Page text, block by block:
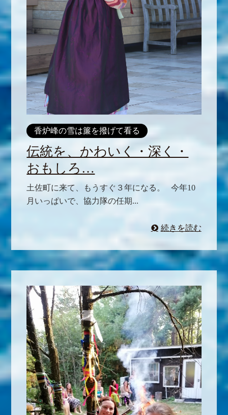
香炉峰の雪は簾を撥げて看る
伝統を、かわいく・深く・
おもしろ…
土佐町に来て、もうすぐ３年になる。 今年10
月いっぱいで、協力隊の任期...
続きを読む